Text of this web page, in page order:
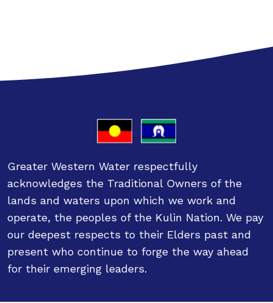
Greater Western Water respectfully
acknowledges the Traditional Owners of the
lands and waters upon which we work and
operate, the peoples of the Kulin Nation. We pay
our deepest respects to their Elders past and
present who continue to forge the way ahead
for their emerging leaders.